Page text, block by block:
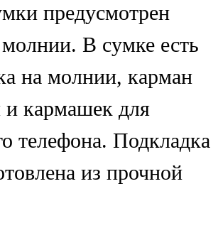
предусмотрен
В сумке есть
на молнии, карман
кармашек для
телефона. Подкладка
из прочной